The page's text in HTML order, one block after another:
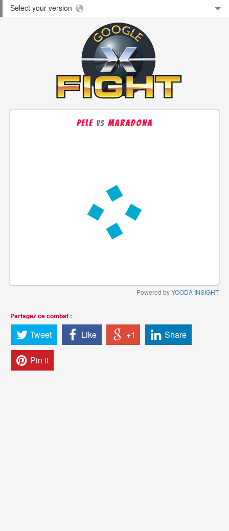
Select your version
pele vs maradona
Powered byYOODA INSIGHT
Partagez ce combat :
Tweet Like +1 Share
Pin it